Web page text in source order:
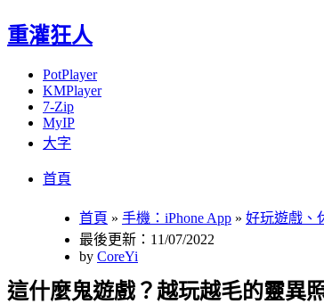
重灌狂人
PotPlayer
KMPlayer
7-Zip
MyIP
大字
首頁
首頁 » 手機：iPhone App » 好玩遊戲、
最後更新：11/07/2022
by CoreYi
這什麼鬼遊戲？越玩越毛的靈異